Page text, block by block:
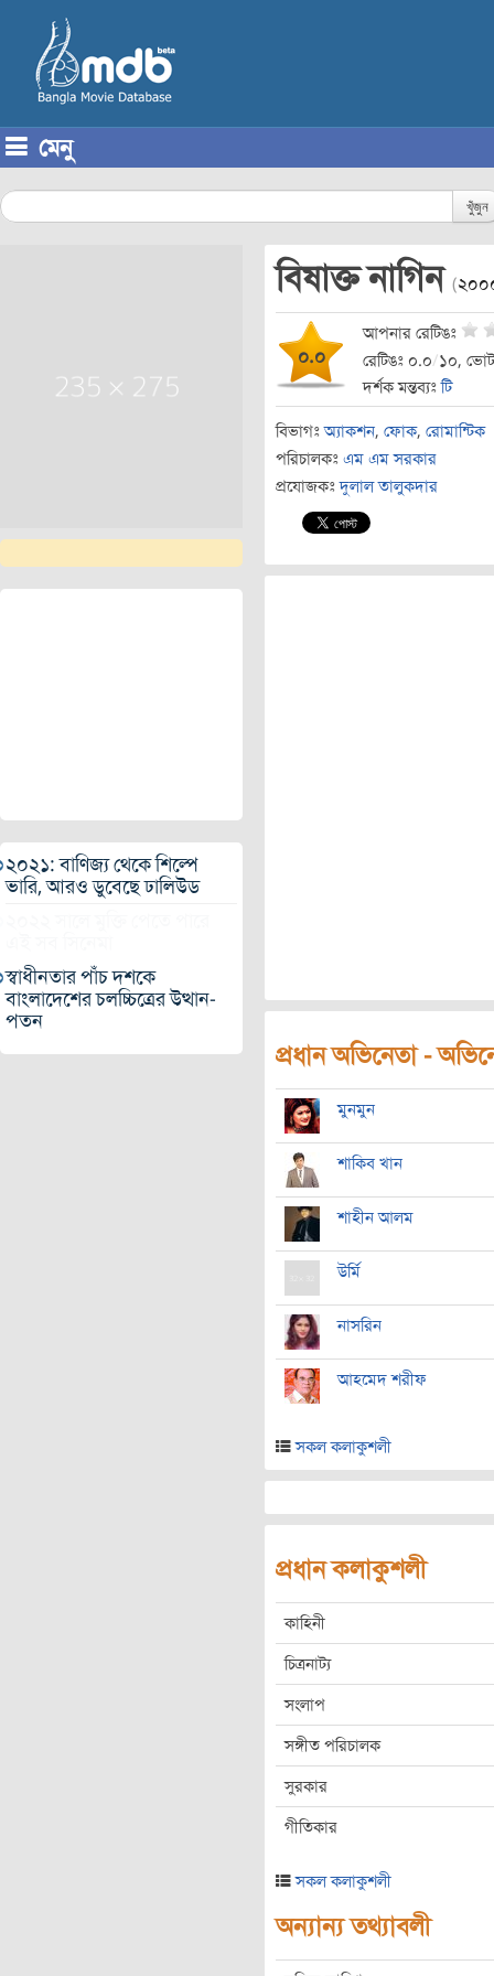
মেনু
খুঁজুন
২০২১: বাণিজ্য থেকে শিল্পে
ভারি, আরও ডুবেছে ঢালিউড
স্বাধীনতার পাঁচ দশকে
বাংলাদেশের চলচ্চিত্রের উত্থান-
পতন
বিষাক্ত নাগিন (
০.০
আপনার রেটিঙঃ
রেটিঙঃ ০.০/১০,
দর্শক মন্তব্যঃটি
বিভাগঃ অ্যাকশন, ফোক, রোমান্টিক
পরিচালকঃ এম এম সরকার
প্রযোজকঃ দুলাল তালুকদার
প্রধান অভিনেতা -
মুনমুন
শাকিব খান
শাহীন আলম
উর্মি
নাসরিন
আহমেদ শরীফ
সকল কলাকুশলী
প্রধান কলাকুশলী
কাহিনী
চিত্রনাট্য
সংলাপ
সঙ্গীত পরিচালক
সুরকার
গীতিকার
সকল কলাকুশলী
অন্যান্য তথ্যাবলী